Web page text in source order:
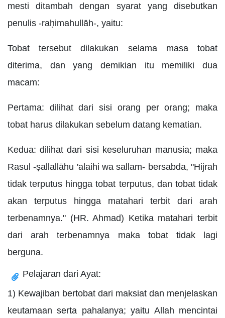
mesti ditambah dengan syarat yang disebutkan
penulis -raḥimahullāh-, yaitu:
Tobat tersebut dilakukan selama masa tobat
diterima, dan yang demikian itu memiliki dua
macam:
Pertama: dilihat dari sisi orang per orang; maka
tobat harus dilakukan sebelum datang kematian.
Kedua: dilihat dari sisi keseluruhan manusia; maka
Rasul -ṣallallāhu 'alaihi wa sallam- bersabda, "Hijrah
tidak terputus hingga tobat terputus, dan tobat tidak
akan terputus hingga matahari terbit dari arah
terbenamnya." (HR. Ahmad) Ketika matahari terbit
dari arah terbenamnya maka tobat tidak lagi
berguna.
Pelajaran dari Ayat:
1) Kewajiban bertobat dari maksiat dan menjelaskan
keutamaan serta pahalanya; yaitu Allah mencintai